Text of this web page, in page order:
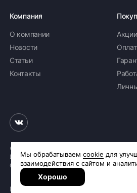
Компания
О компании
Новости
Статьи
Контакты
Акции
© 2026 «Шинное бюро Шлепакова»
Интернет-магазин шин и дисков
Сделано вR.class
Политика обработки персональных